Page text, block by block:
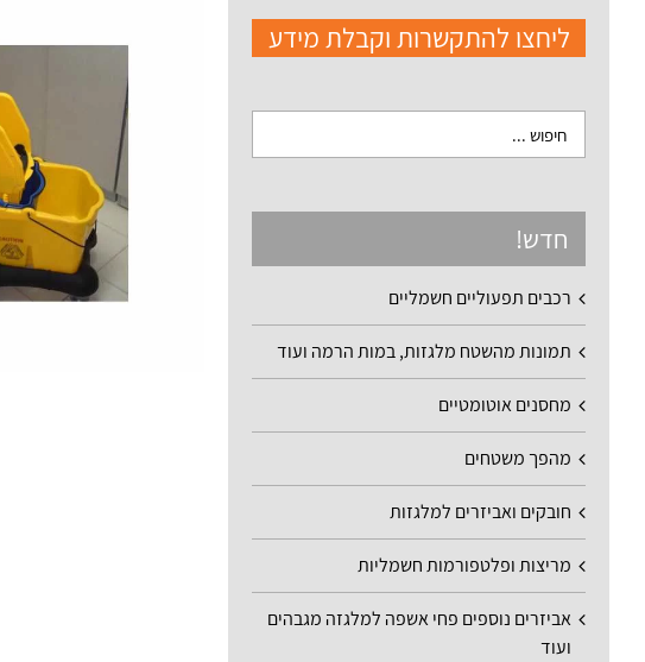
ליחצו להתקשרות וקבלת מידע
חדש!
רכבים תפעוליים חשמליים
תמונות מהשטח מלגזות, במות הרמה ועוד
מחסנים אוטומטיים
מהפך משטחים
חובקים ואביזרים למלגזות
מריצות ופלטפורמות חשמליות
אביזרים נוספים פחי אשפה למלגזה מגבהים
ועוד